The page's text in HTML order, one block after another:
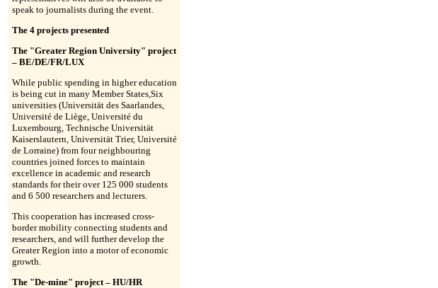
speak to journalists during the event.
The 4 projects presented
The "Greater Region University" project
– BE/DE/FR/LUX
While public spending in higher education
is being cut in many Member States,Six
universities (Universität des Saarlandes,
Université de Liège, Université du
Luxembourg, Technische Universität
Kaiserslautern, Universität Trier, Université
de Lorraine) from four neighbouring
countries joined forces to maintain
excellence in academic and research
standards for their over 125 000 students
and 6 500 researchers and lecturers.
This cooperation has increased cross-
border mobility connecting students and
researchers, and will further develop the
Greater Region into a motor of economic
growth.
The "De-mine" project – HU/HR